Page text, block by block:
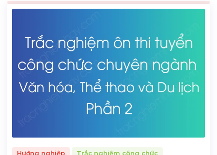
Hướng nghiệp Trắc nghiệm công chức